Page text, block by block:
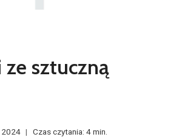
sztuczną
2024 Czas czytania: 4min.